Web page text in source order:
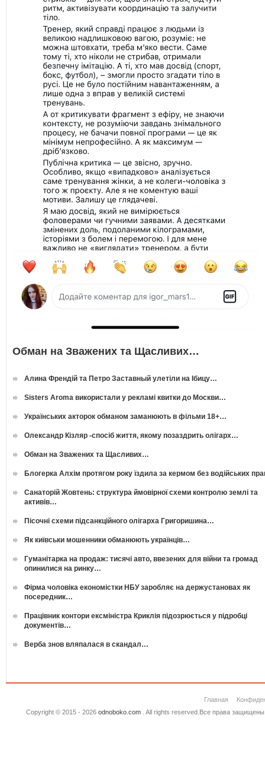
Обман на Зважених та Щасливих…
Алина Френдій та Петро Заставный улетіли на Ібицу…
Sisters Aroma використали у рекламі квитки до Москви…
Українських акторок обманом заманюють в фільми 18+…
Олександр Кізляр -спосіб життя, якому позаздрить олігарх…
Обман на Зважених та Щасливих…
Блогерка Алхім протягом року їздила за кермом без водійських
Санаторій Жовтень: структура ймовірної схеми контролю землі та
активів…
Пісочні схеми підсанкційного олігарха Григоришина…
Як київськи мошенники обманюють українців…
Гуманітарка на продаж: тисячі авто, ввезених для війни та громад
опинилися на ринку…
Фірма чоловіка економістки НБУ заробляє на держустановах як
посередник…
Працівник контори ексміністра Криклія підозрюється у підробці
документів…
Верба знов вляпалася в скандал…
Главная
Copyright © 2015 - 2026 odnoboko.com. All rights reserved.Все права защищены.